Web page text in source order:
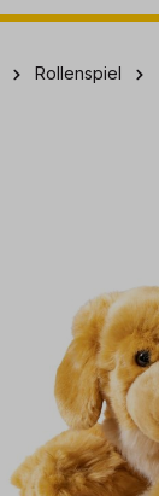
Rollenspiel